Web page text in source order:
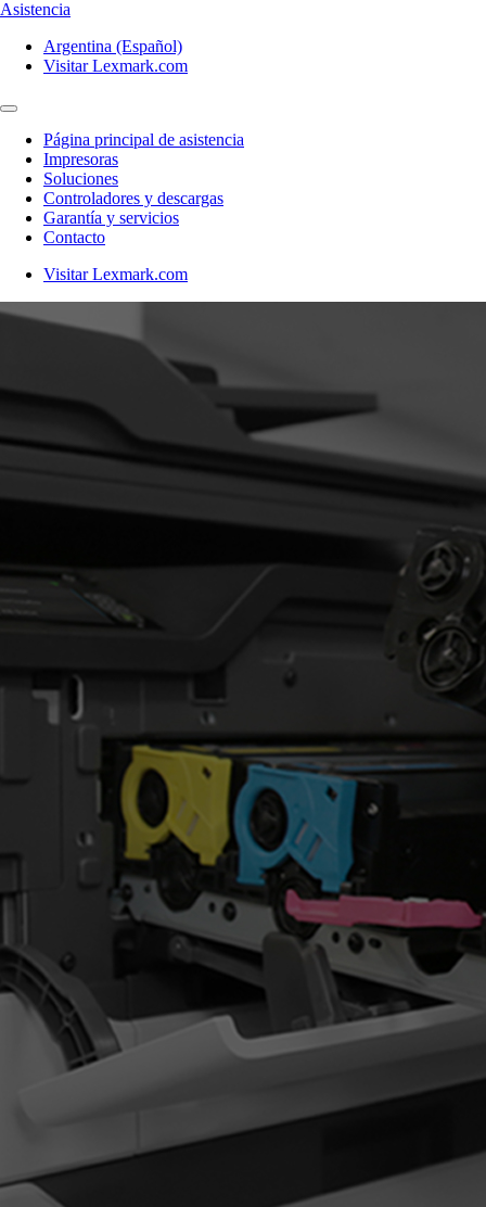
Asistencia
Argentina (Español)
Visitar Lexmark.com
Página principal de asistencia
Impresoras
Soluciones
Controladores y descargas
Garantía y servicios
Contacto
Visitar Lexmark.com